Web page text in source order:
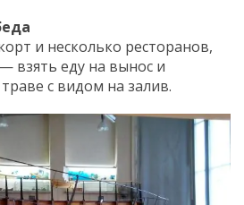
и несколько ресторанов,
взять еду на вынос и
с видом на залив.